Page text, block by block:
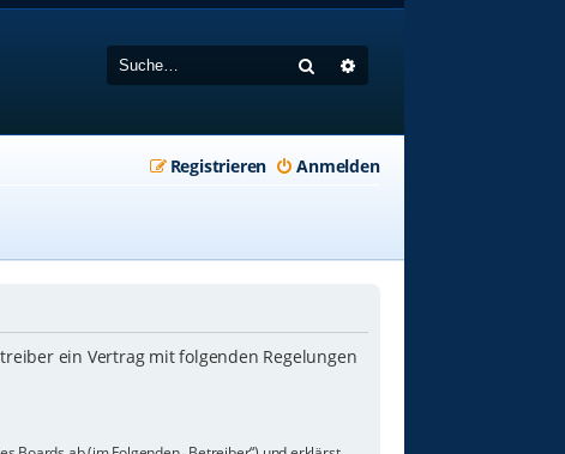
Suche
Anmelden
Registrieren
ein Vertrag mit folgenden Regelungen